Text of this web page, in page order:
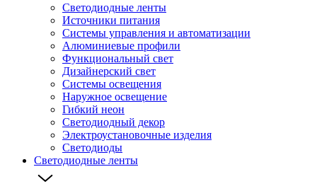
Светодиодные ленты
Источники питания
Системы управления и автоматизации
Алюминиевые профили
Функциональный свет
Дизайнерский свет
Системы освещения
Наружное освещение
Гибкий неон
Светодиодный декор
Электроустановочные изделия
Светодиоды
Светодиодные ленты